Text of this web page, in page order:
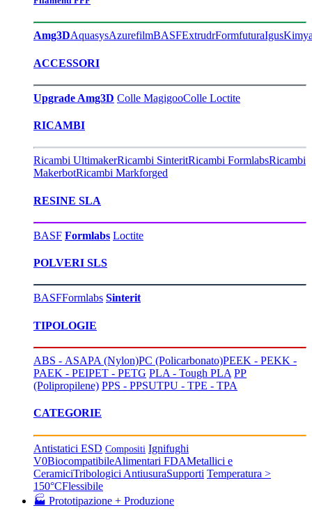
Amg3DAquasysAzurefilmBASFExtrudrFormfuturaIgus
ACCESSORI
Upgrade Amg3D Colle MagigooColle Loctite
RICAMBI
Ricambi UltimakerRicambi SinteritRicambi FormlabsRicambi
MakerbotRicambi Markforged
RESINE SLA
BASF Formlabs Loctite
POLVERI SLS
BASFFormlabs Sinterit
TIPOLOGIE
ABS - ASAPA (Nylon)PC (Policarbonato)PEEK - PEKK -
PAEK - PEIPET - PETG PLA - Tough PLA PP
(Polipropilene) PPS - PPSUTPU - TPE - TPA
CATEGORIE
Antistatici ESD Compositi Ignifughi
V0BiocompatibileAlimentari FDAMetallici e
CeramiciTribologici AntiusuraSupporti Temperatura >
150°CFlessibile
🏭 Prototipazione + Produzione